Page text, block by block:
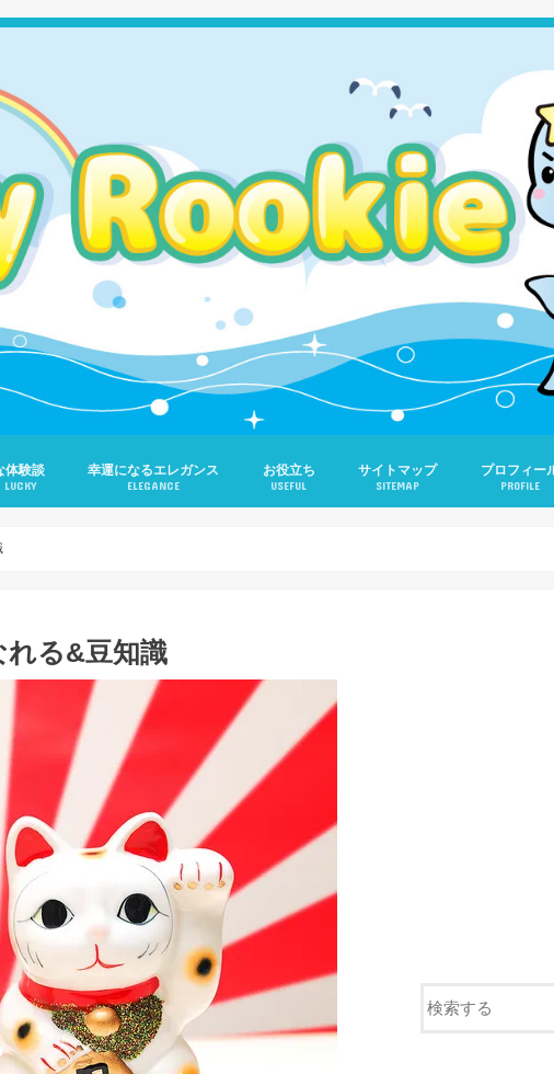
体験談
LUCKY
幸運になるエレガンス
ELEGANCE
お役立ち
USEFUL
サイトマップ
SITEMAP
プロフィー
PROFILE
れる&豆知識